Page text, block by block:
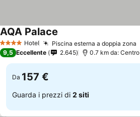
4 Stelle Hotel Piscina esterna a doppia zona
AQA Palace
9,5 Eccellente 2.645 0.7 km da: Centro
Da 157 €
Guarda i prezzi di 2 siti